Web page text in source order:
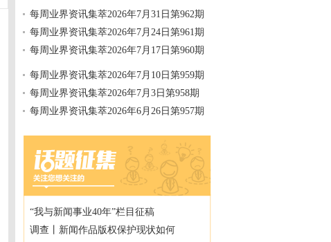
每周业界资讯集萃2026年7月31日第962期
每周业界资讯集萃2026年7月24日第961期
每周业界资讯集萃2026年7月17日第960期
每周业界资讯集萃2026年7月10日第959期
每周业界资讯集萃2026年7月3日第958期
每周业界资讯集萃2026年6月26日第957期
“我与新闻事业40年”栏目征稿
调查丨新闻作品版权保护现状如何